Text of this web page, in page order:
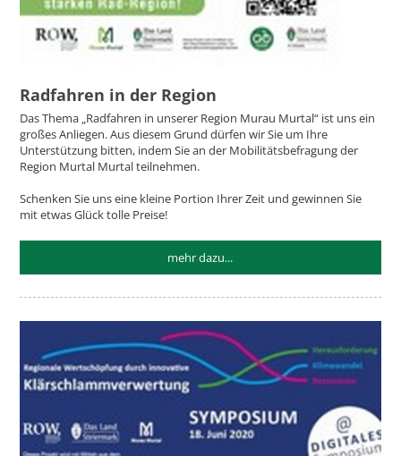
Radfahren in der Region
Das Thema „Radfahren in unserer Region Murau Murtal“ ist uns ein
großes Anliegen. Aus diesem Grund dürfen wir Sie um Ihre
Unterstützung bitten, indem Sie an der Mobilitätsbefragung der
Region Murtal Murtal teilnehmen.
Schenken Sie uns eine kleine Portion Ihrer Zeit und gewinnen Sie
mit etwas Glück tolle Preise!
mehr dazu...